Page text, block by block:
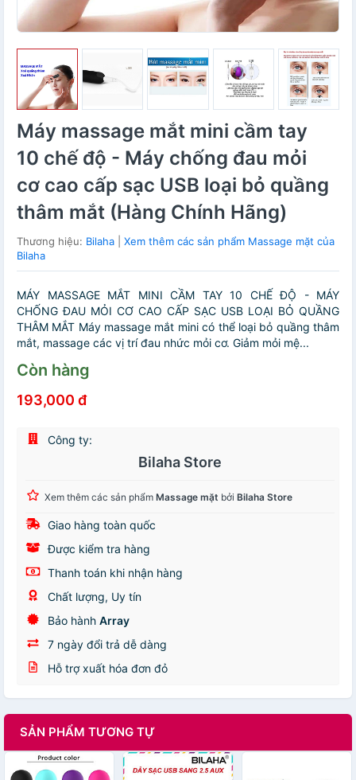
Máy massage mắt mini cầm tay
10 chế độ - Máy chống đau mỏi
cơ cao cấp sạc USB loại bỏ quầng
thâm mắt (Hàng Chính Hãng)
Thương hiệu: Bilaha
Xem thêm các sản phẩm Massage mặt của
Bilaha
MÁY MASSAGE MẮT MINI CẦM TAY 10 CHẾ ĐỘ - MÁY
CHỐNG ĐAU MỎI CƠ CAO CẤP SẠC USB LOẠI BỎ QUẦNG
THÂM MẮT Máy massage mắt mini có thể loại bỏ quầng thâm
mắt, massage các vị trí đau nhức mỏi cơ. Giảm mỏi mệ...
Còn hàng
193,000 đ
Công ty:
Bilaha Store
Xem thêm các sản phẩm Massage mặt bởi Bilaha Store
Giao hàng toàn quốc
Được kiểm tra hàng
Thanh toán khi nhận hàng
Chất lượng, Uy tín
Bảo hành Array
7 ngày đổi trả dễ dàng
Hỗ trợ xuất hóa đơn đỏ
SẢN PHẨM TƯƠNG TỰ